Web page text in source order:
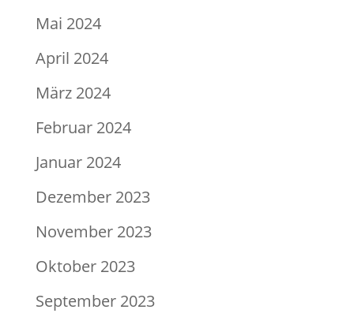
Mai 2024
April 2024
März 2024
Februar 2024
Januar 2024
Dezember 2023
November 2023
Oktober 2023
September 2023